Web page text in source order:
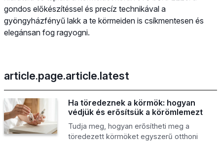
gondos előkészítéssel és precíz technikával a
gyöngyházfényű lakk a te körmeiden is csíkmentesen és
elegánsan fog ragyogni.
article.page.article.latest
Ha töredeznek a körmök: hogyan
védjük és erősítsük a körömlemezt
Tudja meg, hogyan erősítheti meg a
töredezett körmöket egyszerű otthoni